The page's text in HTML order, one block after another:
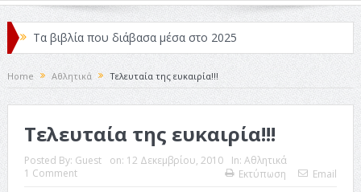
Τα βιβλία που διάβασα μέσα στο 2025
Κριτικές ταινιών: Ο Ντι Κάπριο και ο Λάνθιμος
Σχεδιασμός που «Μιλάει» Χωρίς Λέξεις
Σπιρτόκουτο: η απόλυτη αντισυμβατική καλοκαιρινή
ταινία
Home Αθλητικά Τελευταία της ευκαιρία!!!
Τελευταία της ευκαιρία!!!
Posted By: Guest on: 12 Δεκεμβρίου, 2010 In: Αθλητικά
1 Comment
Εκτύπωση Email